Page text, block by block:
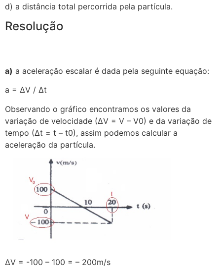
d) a distância total percorrida pela partícula.
Resolução
a) a aceleração escalar é dada pela seguinte equação:
a = ∆V / ∆t
Observando o gráfico encontramos os valores da
variação de velocidade (∆V = V – V0) e da variação de
tempo (∆t = t – t0), assim podemos calcular a
aceleração da partícula.
∆V = -100 – 100 = – 200m/s